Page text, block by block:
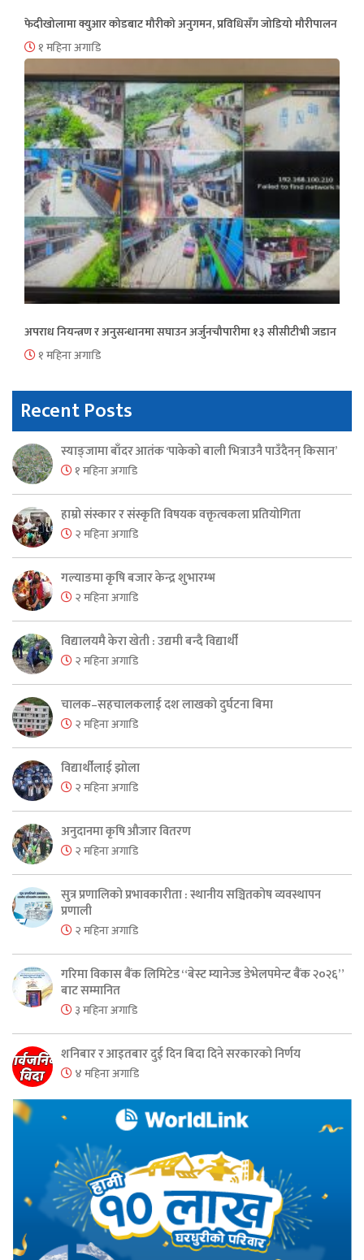
फेदीखोलामा क्युआर कोडबाट मौरीको अनुगमन, प्रविधिसँग जोडियो मौरीपालन
१ महिना अगाडि
अपराध नियन्त्रण र अनुसन्धानमा सघाउन अर्जुनचौपारीमा १३ सीसीटीभी जडान
१ महिना अगाडि
Recent Posts
स्याङ्जामा बाँदर आतंक ‘पाकेको बाली भित्राउनै पाउँदैनन् किसान’
१ महिना अगाडि
हाम्रो संस्कार र संस्कृति विषयक वक्तृत्वकला प्रतियोगिता
२ महिना अगाडि
गल्याङमा कृषि बजार केन्द्र शुभारम्भ
२ महिना अगाडि
विद्यालयमै केरा खेती : उद्यमी बन्दै विद्यार्थी
२ महिना अगाडि
चालक–सहचालकलाई दश लाखको दुर्घटना बिमा
२ महिना अगाडि
विद्यार्थीलाई झोला
२ महिना अगाडि
अनुदानमा कृषि औजार वितरण
२ महिना अगाडि
सुत्र प्रणालिको प्रभावकारीता : स्थानीय सञ्चितकोष व्यवस्थापन
प्रणाली
२ महिना अगाडि
गरिमा विकास बैंक लिमिटेड “बेस्ट म्यानेज्ड डेभेलपमेन्ट बैंक २०२६”
बाट सम्मानित
३ महिना अगाडि
शनिबार र आइतबार दुई दिन बिदा दिने सरकारको निर्णय
४ महिना अगाडि